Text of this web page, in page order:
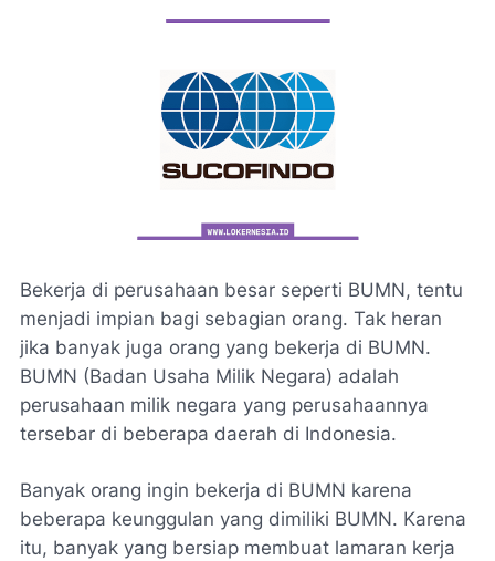
Bekerja di perusahaan besar seperti BUMN, tentu
menjadi impian bagi sebagian orang. Tak heran
jika banyak juga orang yang bekerja di BUMN.
BUMN (Badan Usaha Milik Negara) adalah
perusahaan milik negara yang perusahaannya
tersebar di beberapa daerah di Indonesia.
Banyak orang ingin bekerja di BUMN karena
beberapa keunggulan yang dimiliki BUMN. Karena
itu, banyak yang bersiap membuat lamaran kerja